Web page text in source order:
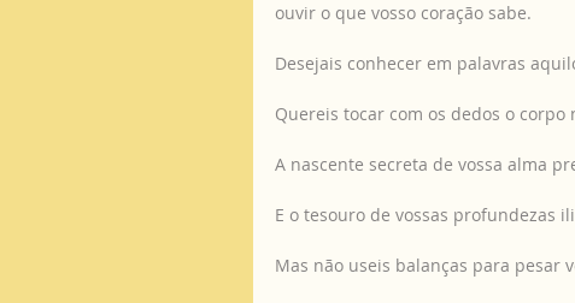
ouvir o que vosso coração sabe.
Desejais conhecer em palavras
Quereis tocar com os dedos o corpo
A nascente secreta de vossa alma
E o tesouro de vossas profundezas
Mas não useis balanças para pesar